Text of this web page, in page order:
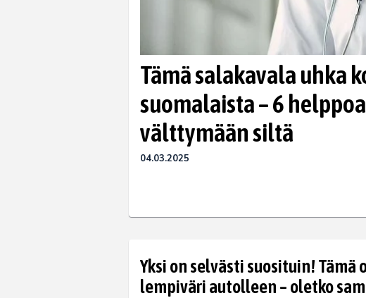
Tämä salakavala uhka
suomalaista – 6
välttymään siltä
04.03.2025
Yksi on selvästi suosituin! Tämä
lempiväri autolleen – oletko